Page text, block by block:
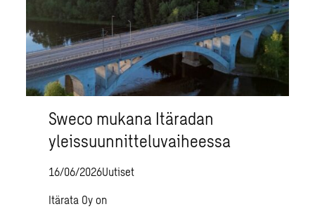
Sweco mukana Itäradan
yleissuunnitteluvaiheessa
16/06/2026Uutiset
Itärata Oy on